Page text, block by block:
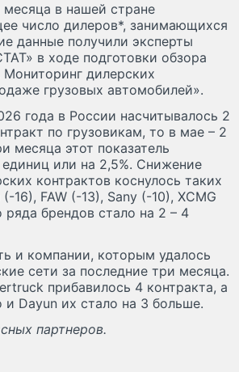
в нашей стране
число дилеров*, занимающихся
данные получили эксперты
в ходе подготовки обзора
дилерских
грузовых автомобилей».
года в России насчитывалось 2
по грузовикам, то в мае – 2
месяца этот показатель
или на 2,5%. Снижение
контрактов коснулось таких
16), FAW (-13), Sany (-10), XCMG
брендов стало на 2 – 4
и компании, которым удалось
сети за последние три месяца.
прибавилось 4 контракта, а
и Dayun их стало на 3 больше.
партнеров.